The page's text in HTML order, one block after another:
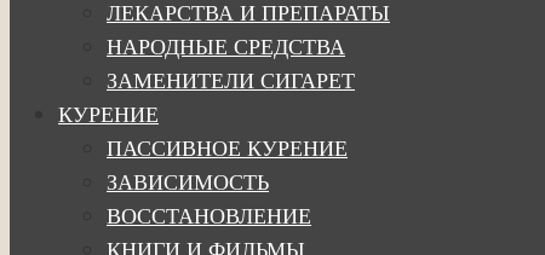
ЛЕКАРСТВА И ПРЕПАРАТЫ
НАРОДНЫЕ СРЕДСТВА
ЗАМЕНИТЕЛИ СИГАРЕТ
КУРЕНИЕ
ПАССИВНОЕ КУРЕНИЕ
ЗАВИСИМОСТЬ
ВОССТАНОВЛЕНИЕ
КНИГИ И ФИЛЬМЫ